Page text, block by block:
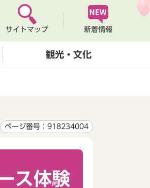
サイトマップ 新着情報
観光・文化
ページ番号：918234004
ス体験